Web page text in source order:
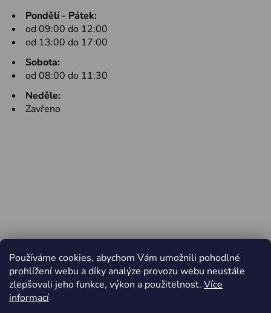
Používáme cookies, abychom Vám umožnili pohodlné
prohlížení webu a díky analýze provozu webu neustále
zlepšovali jeho funkce, výkon a použitelnost. Více
informací
Pondělí - Pátek:
od 09:00 do 12:00
od 13:00 do 17:00
Sobota:
od 08:00 do 11:30
Neděle:
Zavřeno